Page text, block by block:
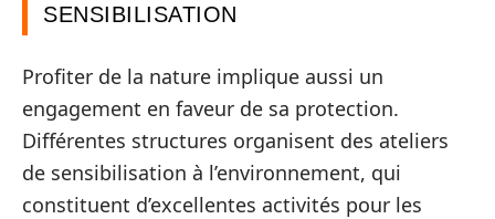
SENSIBILISATION
Profiter de la nature implique aussi un
engagement en faveur de sa protection.
Différentes structures organisent des ateliers
de sensibilisation à l’environnement, qui
constituent d’excellentes activités pour les